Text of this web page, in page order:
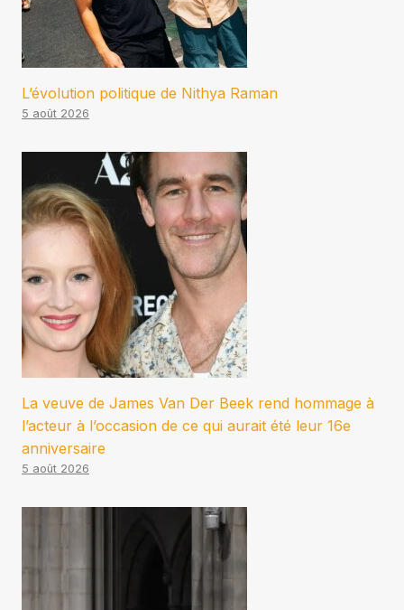
L’évolution politique de Nithya Raman
5 août 2026
La veuve de James Van Der Beek rend hommage à
l’acteur à l’occasion de ce qui aurait été leur 16e
anniversaire
5 août 2026